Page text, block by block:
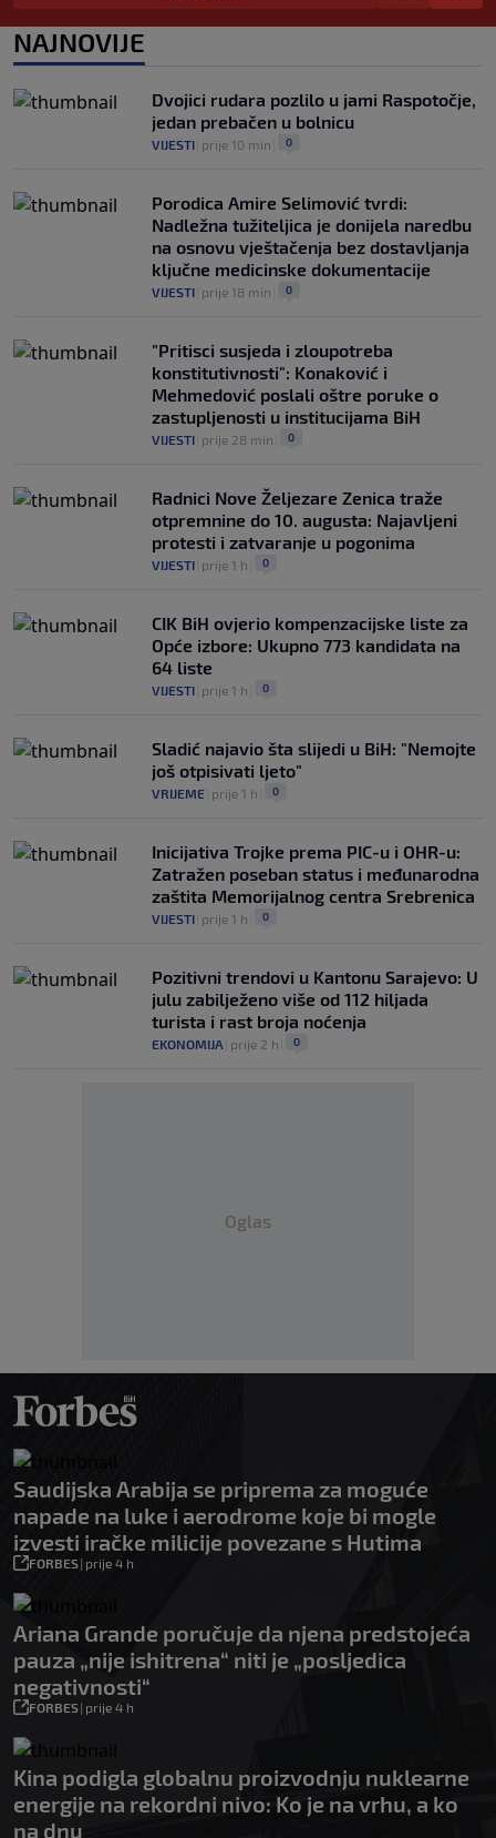
0
javnu podršku jednog nogometnog
saveza, ali i jednu kritiku
NOGOMET 0
NAJNOVIJE
Dvojici rudara pozlilo u jami Raspotočje,
jedan prebačen u bolnicu
VIJESTI prije 10 min 0
Porodica Amire Selimović tvrdi:
Nadležna tužiteljica je donijela naredbu
na osnovu vještačenja bez dostavljanja
ključne medicinske dokumentacije
VIJESTI prije 18 min 0
"Pritisci susjeda i zloupotreba
konstitutivnosti": Konaković i
Mehmedović poslali oštre poruke o
zastupljenosti u institucijama BiH
VIJESTI prije 28 min 0
Radnici Nove Željezare Zenica traže
otpremnine do 10. augusta: Najavljeni
protesti i zatvaranje u pogonima
VIJESTI prije 1 h 0
CIK BiH ovjerio kompenzacijske liste za
Opće izbore: Ukupno 773 kandidata na
64 liste
VIJESTI prije 1 h 0
Sladić najavio šta slijedi u BiH: "Nemojte
još otpisivati ljeto"
VRIJEME prije 1 h 0
Inicijativa Trojke prema PIC-u i OHR-u:
Zatražen poseban status i međunarodna
zaštita Memorijalnog centra Srebrenica
VIJESTI prije 1 h 0
Pozitivni trendovi u Kantonu Sarajevo: U
julu zabilježeno više od 112 hiljada
turista i rast broja noćenja
EKONOMIJA prije 2 h 0
Oglas
Saudijska Arabija se priprema za moguće
napade na luke i aerodrome koje bi mogle
izvesti iračke milicije povezane s Hutima
FORBES| prije 4 h
Ariana Grande poručuje da njena predstojeća
pauza „nije ishitrena“ niti je „posljedica
negativnosti“
FORBES| prije 4 h
Kina podigla globalnu proizvodnju nuklearne
energije na rekordni nivo: Ko je na vrhu, a ko
na dnu